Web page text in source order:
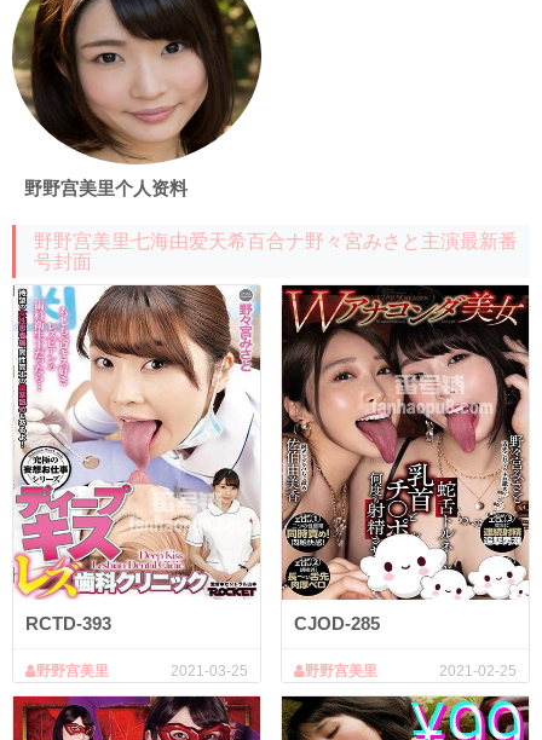
野野宫美里个人资料
野野宫美里七海由爱天希百合ナ野々宮みさと主演最新番
号封面
RCTD-393
2021-03-25
野野宫美里
CJOD-285
2021-02-25
野野宫美里